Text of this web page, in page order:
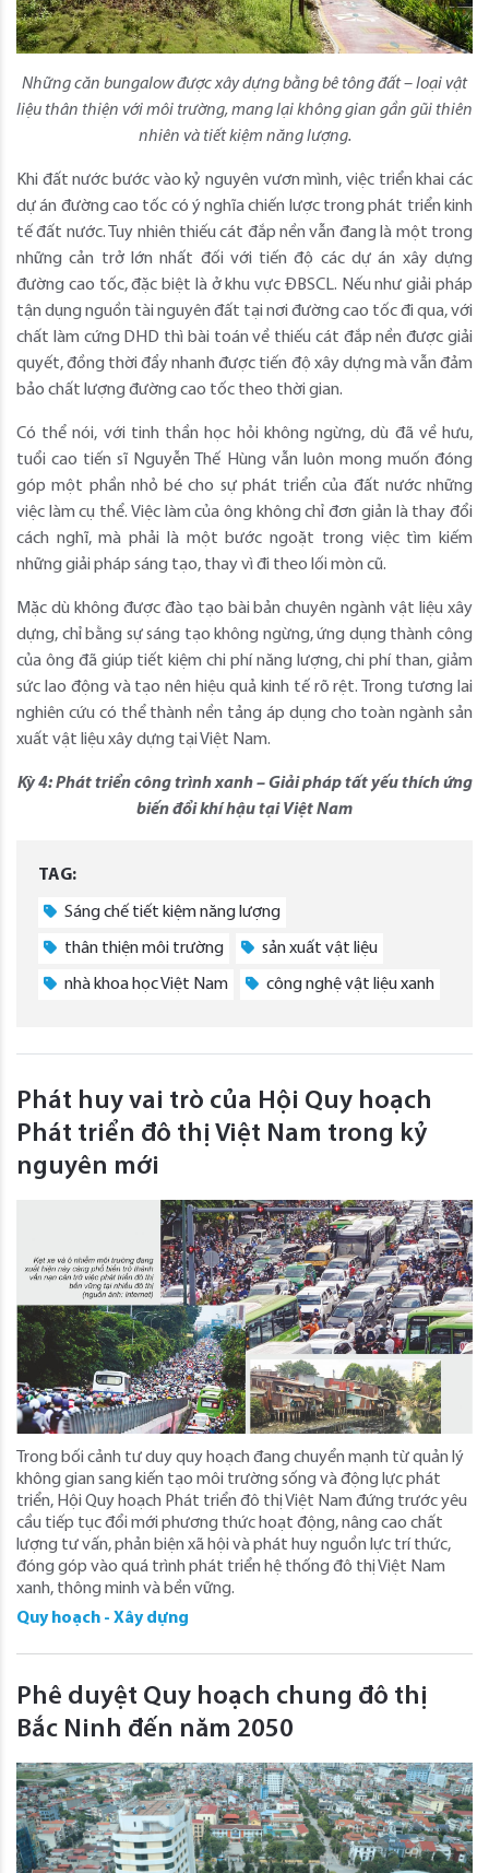
Những căn bungalow được xây dựng bằng bê tông đất – loại vật
liệu thân thiện với môi trường, mang lại không gian gần gũi thiên
nhiên và tiết kiệm năng lượng.
Khi đất nước bước vào kỷ nguyên vươn mình, việc triển khai các
dự án đường cao tốc có ý nghĩa chiến lược trong phát triển kinh
tế đất nước. Tuy nhiên thiếu cát đắp nền vẫn đang là một trong
những cản trở lớn nhất đối với tiến độ các dự án xây dựng
đường cao tốc, đặc biệt là ở khu vực ĐBSCL. Nếu như giải pháp
tận dụng nguồn tài nguyên đất tại nơi đường cao tốc đi qua, với
chất làm cứng DHD thì bài toán về thiếu cát đắp nền được giải
quyết, đồng thời đẩy nhanh được tiến độ xây dựng mà vẫn đảm
bảo chất lượng đường cao tốc theo thời gian.
Có thể nói, với tinh thần học hỏi không ngừng, dù đã về hưu,
tuổi cao tiến sĩ Nguyễn Thế Hùng vẫn luôn mong muốn đóng
góp một phần nhỏ bé cho sự phát triển của đất nước những
việc làm cụ thể. Việc làm của ông không chỉ đơn giản là thay đổi
cách nghĩ, mà phải là một bước ngoặt trong việc tìm kiếm
những giải pháp sáng tạo, thay vì đi theo lối mòn cũ.
Mặc dù không được đào tạo bài bản chuyên ngành vật liệu xây
dựng, chỉ bằng sự sáng tạo không ngừng, ứng dụng thành công
của ông đã giúp tiết kiệm chi phí năng lượng, chi phí than, giảm
sức lao động và tạo nên hiệu quả kinh tế rõ rệt. Trong tương lai
nghiên cứu có thể thành nền tảng áp dụng cho toàn ngành sản
xuất vật liệu xây dựng tại Việt Nam.
Kỳ 4: Phát triển công trình xanh – Giải pháp tất yếu thích ứng
biến đổi khí hậu tại Việt Nam
TAG:
Sáng chế tiết kiệm năng lượng
thân thiện môi trường sản xuất vật liệu
nhà khoa học Việt Nam công nghệ vật liệu xanh
Phát huy vai trò của Hội Quy hoạch
Phát triển đô thị Việt Nam trong kỷ
nguyên mới
Trong bối cảnh tư duy quy hoạch đang chuyển mạnh từ quản lý
không gian sang kiến tạo môi trường sống và động lực phát
triển, Hội Quy hoạch Phát triển đô thị Việt Nam đứng trước yêu
cầu tiếp tục đổi mới phương thức hoạt động, nâng cao chất
lượng tư vấn, phản biện xã hội và phát huy nguồn lực trí thức,
đóng góp vào quá trình phát triển hệ thống đô thị Việt Nam
xanh, thông minh và bền vững.
Quy hoạch - Xây dựng
Phê duyệt Quy hoạch chung đô thị
Bắc Ninh đến năm 2050